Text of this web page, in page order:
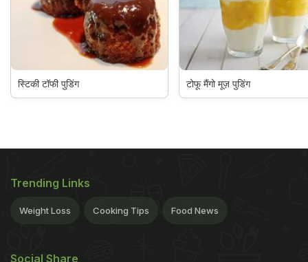
स्टिकी टॉफी पुडिंग टोफू मैंगो मूज़ पुडिंग
Trending Links
Weight Loss Cooking Tips Food News
Social Share